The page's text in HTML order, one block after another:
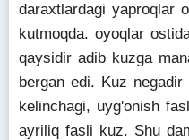
daraxtlardagi yaproqlar
kutmoqda. oyoqlar
qaysidir adib kuzga
bergan edi. Kuz
kelinchagi, uyg'onish
ayriliq fasli kuz. Shu